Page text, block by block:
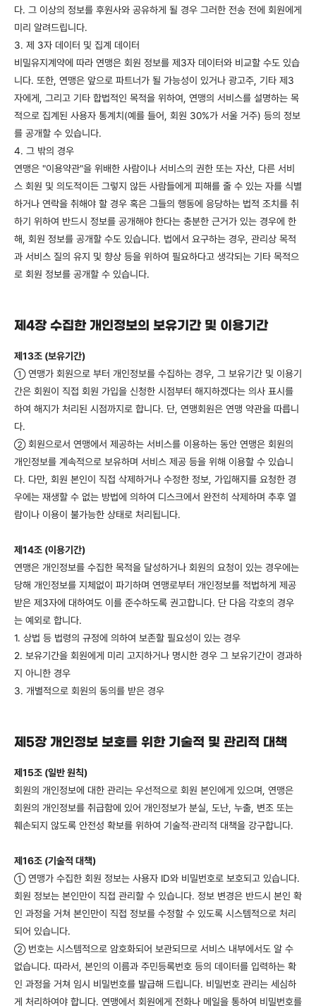
다. 그 이상의 정보를 후원사와 공유하게 될 경우 그러한 전송 전에 회원에게
미리 알려드립니다.
3. 제 3자 데이터 및 집계 데이터
비밀유지계약에 따라 연맹은 회원 정보를 제3자 데이터와 비교할 수도 있습
니다. 또한, 연맹은 앞으로 파트너가 될 가능성이 있거나 광고주, 기타 제3
자에게, 그리고 기타 합법적인 목적을 위하여, 연맹의 서비스를 설명하는 목
적으로 집계된 사용자 통계치(예를 들어, 회원 30%가 서울 거주) 등의 정보
를 공개할 수 있습니다.
4. 그 밖의 경우
연맹은 "이용약관"을 위배한 사람이나 서비스의 권한 또는 자산, 다른 서비
스 회원 및 의도적이든 그렇지 않든 사람들에게 피해를 줄 수 있는 자를 식별
하거나 연락을 취해야 할 경우 혹은 그들의 행동에 응당하는 법적 조치를 취
하기 위하여 반드시 정보를 공개해야 한다는 충분한 근거가 있는 경우에 한
해, 회원 정보를 공개할 수도 있습니다. 법에서 요구하는 경우, 관리상 목적
과 서비스 질의 유지 및 향상 등을 위하여 필요하다고 생각되는 기타 목적으
로 회원 정보를 공개할 수 있습니다.
제4장 수집한 개인정보의 보유기간 및 이용기간
제13조 (보유기간)
①연맹가 회원으로 부터 개인정보를 수집하는 경우, 그 보유기간 및 이용기
간은 회원이 직접 회원 가입을 신청한 시점부터 해지하겠다는 의사 표시를
하여 해지가 처리된 시점까지로 합니다. 단, 연맹회원은 연맹 약관을 따릅니
다.
②회원으로서 연맹에서 제공하는 서비스를 이용하는 동안 연맹은 회원의
개인정보를 계속적으로 보유하며 서비스 제공 등을 위해 이용할 수 있습니
다. 다만, 회원 본인이 직접 삭제하거나 수정한 정보, 가입해지를 요청한 경
우에는 재생할 수 없는 방법에 의하여 디스크에서 완전히 삭제하며 추후 열
람이나 이용이 불가능한 상태로 처리됩니다.
제14조 (이용기간)
연맹은 개인정보를 수집한 목적을 달성하거나 회원의 요청이 있는 경우에는
당해 개인정보를 지체없이 파기하며 연맹로부터 개인정보를 적법하게 제공
받은 제3자에 대하여도 이를 준수하도록 권고합니다. 단 다음 각호의 경우
는 예외로 합니다.
1. 상법 등 법령의 규정에 의하여 보존할 필요성이 있는 경우
2. 보유기간을 회원에게 미리 고지하거나 명시한 경우 그 보유기간이 경과하
지 아니한 경우
3. 개별적으로 회원의 동의를 받은 경우
제5장 개인정보 보호를 위한 기술적 및 관리적 대책
제15조 (일반 원칙)
회원의 개인정보에 대한 관리는 우선적으로 회원 본인에게 있으며, 연맹은
회원의 개인정보를 취급함에 있어 개인정보가 분실, 도난, 누출, 변조 또는
훼손되지 않도록 안전성 확보를 위하여 기술적·관리적 대책을 강구합니다.
제16조 (기술적 대책)
①연맹가 수집한 회원 정보는 사용자 ID와 비밀번호로 보호되고 있습니다.
회원 정보는 본인만이 직접 관리할 수 있습니다. 정보 변경은 반드시 본인 확
인 과정을 거쳐 본인만이 직접 정보를 수정할 수 있도록 시스템적으로 처리
되어 있습니다.
②번호는 시스템적으로 암호화되어 보관되므로 서비스 내부에서도 알 수
없습니다. 따라서, 본인의 이름과 주민등록번호 등의 데이터를 입력하는 확
인 과정을 거쳐 임시 비밀번호를 발급해 드립니다. 비밀번호 관리는 세심하
게 처리하여야 합니다. 연맹에서 회원에게 전화나 메일을 통하여 비밀번호를